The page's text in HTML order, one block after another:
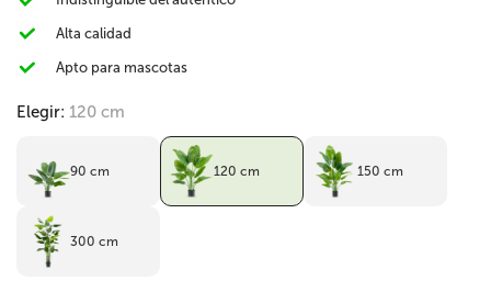
Alta calidad
Apto para mascotas
Elegir: 120 cm
90 cm 120 cm 150 cm
300 cm